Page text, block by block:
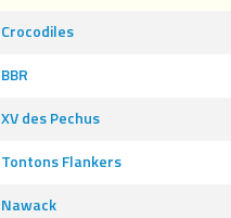
Crocodiles
BBR
XV des Pechus
Tontons Flankers
Nawack